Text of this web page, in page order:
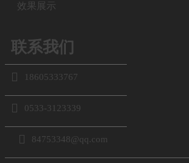
效果展示
联系我们
 18605333767
 0533-3123339
 84753348@qq.com